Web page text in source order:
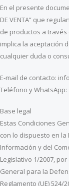
En el presente
DE VENTA” que
de productos a
implica la aceptación
cualquier duda o
E-mail de contacto:
Teléfono y WhatsApp:
Base legal
Estas Condiciones
con lo dispuesto en la
Información y del
Legislativo 1/2007,
General para la
Reglamento (UE)